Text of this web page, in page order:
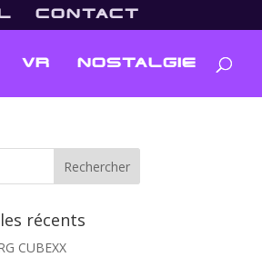
CONTACT
VR NOSTALGIE
récents
CUBEXX